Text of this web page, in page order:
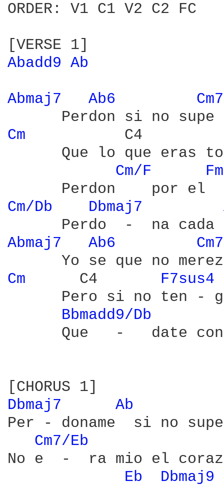
ORDER: V1 C1 V2 C2 FC
Abadd9 Ab
Abmaj7 Ab6
Cm
Que lo que eras
Cm/F
Cm/Db Dbmaj7
Abmaj7 Ab6
Cm
     C4
F7sus4
Pero si no ten -
Bbmadd9/Db
Que   -   date
Dbmaj7
Ab
Per - doname  si no
Cm7/Eb
No e  -  ra mio el
Eb
Dbmaj9